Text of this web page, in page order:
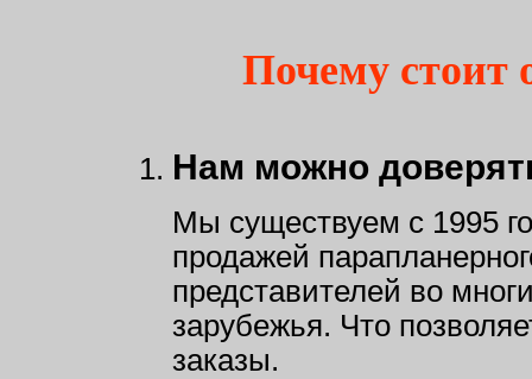
Почему стоит
Нам можно
Мы существуем с 1995
продажей
представителей во
зарубежья. Что
заказы.